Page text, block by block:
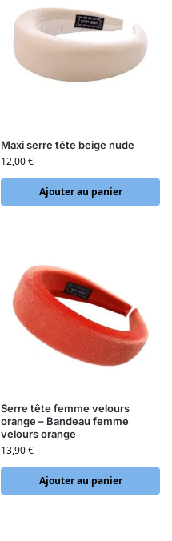
Maxi serre tête beige nude
12,00€
Ajouter au panier
Serre tête femme velours
orange – Bandeau femme
velours orange
13,90€
Ajouter au panier